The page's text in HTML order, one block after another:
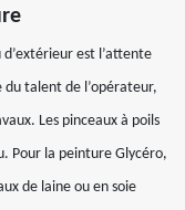
est l’attente
du talent de l’opérateur,
Les pinceaux à poils
Pour la peinture Glycéro,
de laine ou en soie